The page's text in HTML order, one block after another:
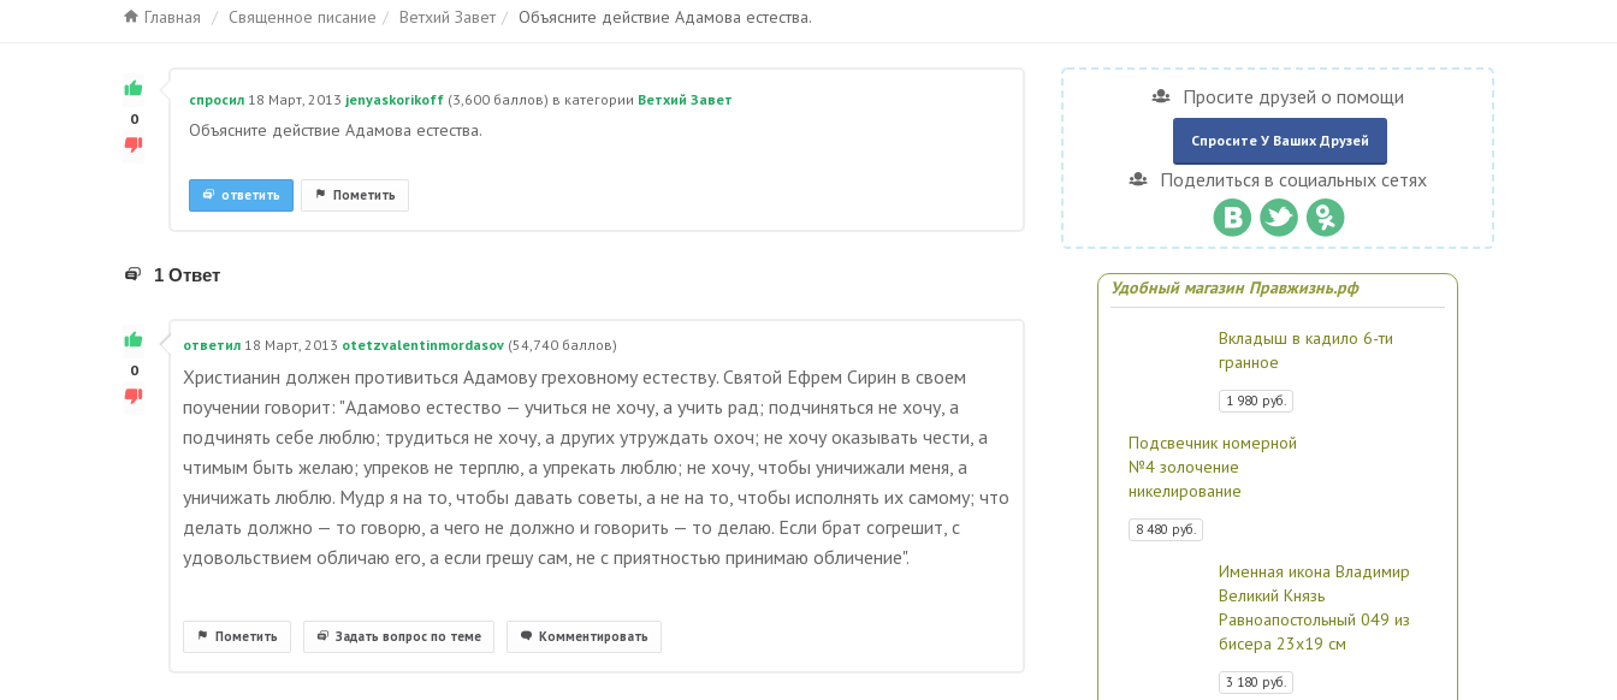
Главная Священное писание Ветхий Завет Объясните действие Адамова естества.
0
спросил 18 Март, 2013 jenyaskorikoff (3,600 баллов) в категории Ветхий Завет
Объясните действие Адамова естества.
Пометить
ответить
1 Ответ
0
ответил 18 Март, 2013 otetzvalentinmordasov (54,740 баллов)
Христианин должен противиться Адамову греховному естеству. Святой Ефрем Сирин в своем
поучении говорит: "Адамово естество — учиться не хочу, а учить рад; подчиняться не хочу, а
подчинять себе люблю; трудиться не хочу, а других утруждать охоч; не хочу оказывать чести, а
чтимым быть желаю; упреков не терплю, а упрекать люблю; не хочу, чтобы уничижали меня, а
уничижать люблю. Мудр я на то, чтобы давать советы, а не на то, чтобы исполнять их самому; что
делать должно — то говорю, а чего не должно и говорить — то делаю. Если брат согрешит, с
удовольствием обличаю его, а если грешу сам, не с приятностью принимаю обличение".
Пометить Задать вопрос по теме Комментировать
Просите друзей о помощи
Спросите У Ваших Друзей
Поделиться в социальных сетях
Удобный магазин Правжизнь.рф
Вкладыш в кадило 6-ти
гранное
1 980 руб.
Подсвечник номерной
№4 золочение
никелирование
8 480 руб.
Именная икона Владимир
Великий Князь
Равноапостольный 049 из
бисера 23х19 см
3 180 руб.